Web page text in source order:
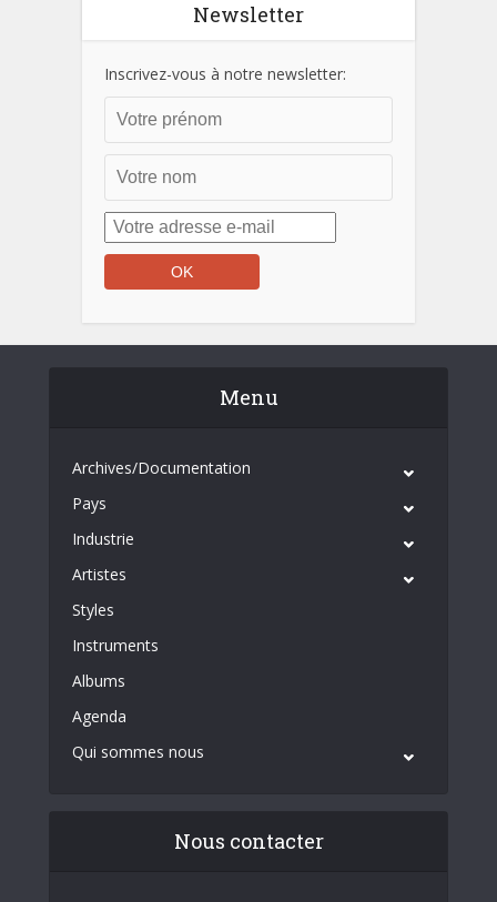
Newsletter
Inscrivez-vous à notre newsletter:
Menu
Archives/Documentation
Pays
Industrie
Artistes
Styles
Instruments
Albums
Agenda
Qui sommes nous
Nous contacter